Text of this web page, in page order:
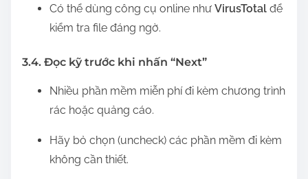
Có thể dùng công cụ online như VirusTotal để
kiểm tra file đáng ngờ.
3.4. Đọc kỹ trước khi nhấn “Next”
Nhiều phần mềm miễn phí đi kèm chương trình
rác hoặc quảng cáo.
Hãy bỏ chọn (uncheck) các phần mềm đi kèm
không cần thiết.